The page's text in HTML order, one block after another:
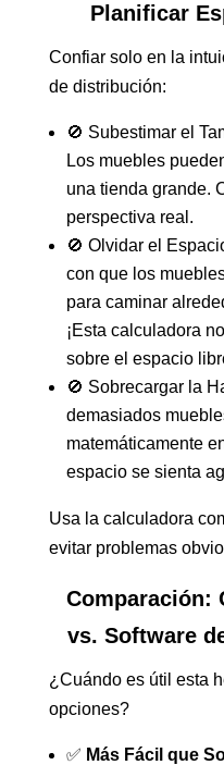
Planificar
Confiar solo en la
de distribución:
🚫 Subestimar el
Los muebles
una tienda grande.
perspectiva real.
🚫 Olvidar el
con que los
para caminar
¡Esta calculadora
sobre el espacio
🚫 Sobrecargar la
demasiados
matemáticamente
espacio se sienta
Usa la calculadora
evitar problemas
Comparación:
vs. Software
¿Cuándo es útil esta
opciones?
✅ Más Fácil que